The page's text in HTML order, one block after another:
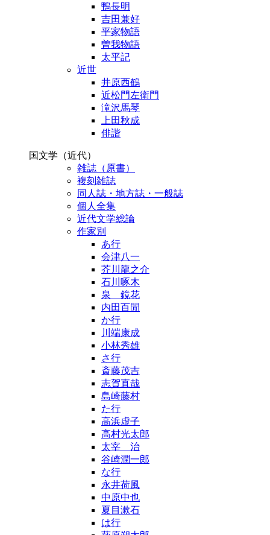
鴨長明
吉田兼好
平家物語
曽我物語
太平記
近世
井原西鶴
近松門左衛門
滝沢馬琴
上田秋成
俳諧
国文学（近代）
雑誌（原書）
複刻雑誌
同人誌・地方誌・一般誌
個人全集
近代文学総論
作家別
あ行
会津八一
芥川龍之介
石川啄木
泉 鏡花
内田百閒
か行
川端康成
小林秀雄
さ行
斎藤茂吉
志賀直哉
島崎藤村
た行
高浜虚子
高村光太郎
太宰 治
谷崎潤一郎
な行
永井荷風
中原中也
夏目漱石
は行